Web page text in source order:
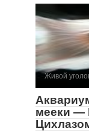
Живой
мееки —